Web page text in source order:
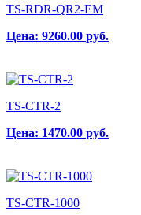
TS-RDR-QR2-EM
Цена: 9260.00 руб.
TS-CTR-2
Цена: 1470.00 руб.
TS-CTR-1000